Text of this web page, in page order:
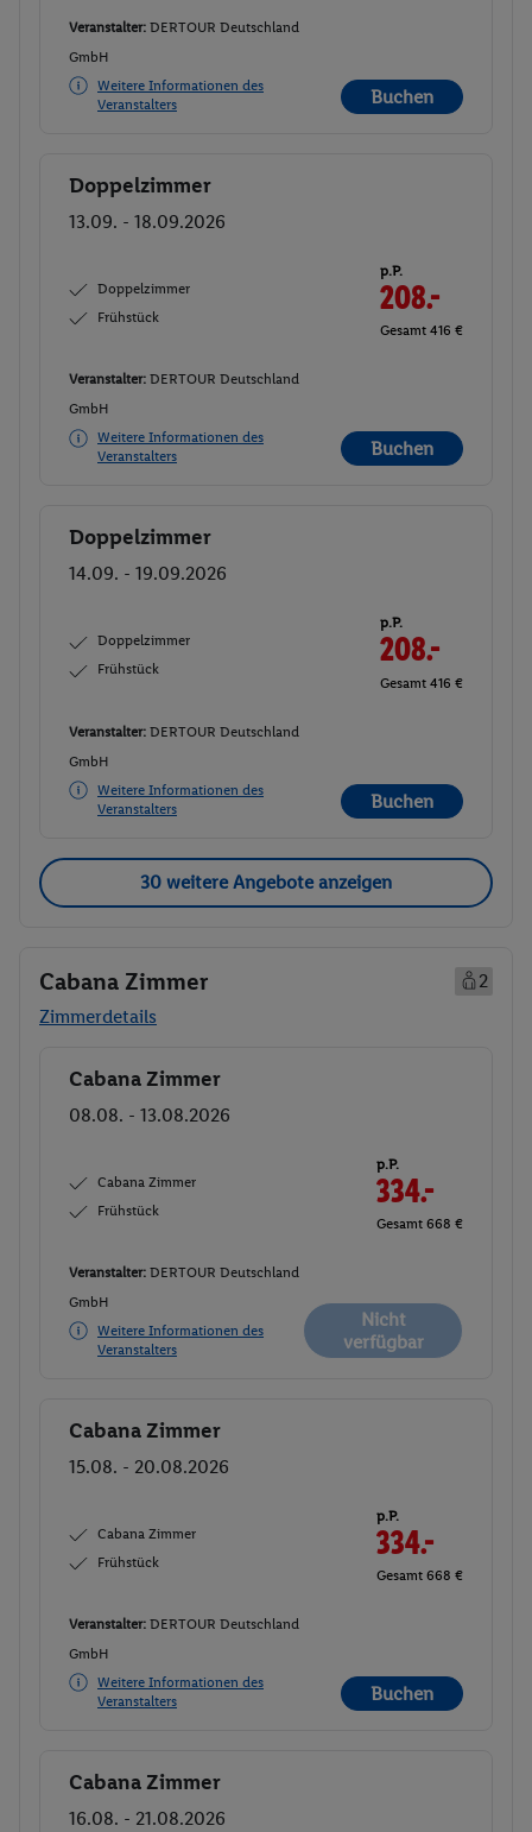
Veranstalter: DERTOUR Deutschland
GmbH
Weitere Informationen des
Veranstalters
Buchen
Buchen
Doppelzimmer
13.09. - 18.09.2026
Doppelzimmer
Frühstück
p.P.
208.-
Gesamt 416 €
Veranstalter: DERTOUR Deutschland
GmbH
Weitere Informationen des
Veranstalters
Buchen
Buchen
Doppelzimmer
14.09. - 19.09.2026
Doppelzimmer
Frühstück
p.P.
208.-
Gesamt 416 €
Veranstalter: DERTOUR Deutschland
GmbH
Weitere Informationen des
Veranstalters
Buchen
30 weitere Angebote anzeigen
Cabana Zimmer
2
Zimmerdetails
Buchen
Cabana Zimmer
08.08. - 13.08.2026
Cabana Zimmer
Frühstück
p.P.
334.-
Gesamt 668 €
Veranstalter: DERTOUR Deutschland
GmbH
Weitere Informationen des
Veranstalters
Nicht
verfügbar
Buchen
Cabana Zimmer
15.08. - 20.08.2026
Cabana Zimmer
Frühstück
p.P.
334.-
Gesamt 668 €
Veranstalter: DERTOUR Deutschland
GmbH
Weitere Informationen des
Veranstalters
Buchen
Buchen
Cabana Zimmer
16.08. - 21.08.2026